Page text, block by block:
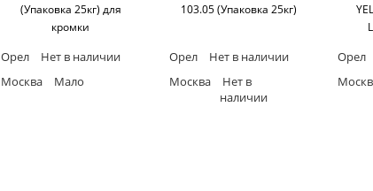
(Упаковка 25кг) для
кромки
Орел
Нет в наличии
Москва
Мало
103.05 (Упаковка 25кг)
Орел
Нет в наличии
Москва
Нет в
наличии
Орел